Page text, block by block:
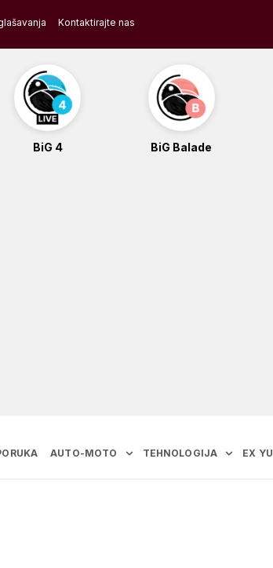
Kontaktirajte nas
BiG 4 BiG Balade
AUTO-MOTO TEHNOLOGIJA EX YU